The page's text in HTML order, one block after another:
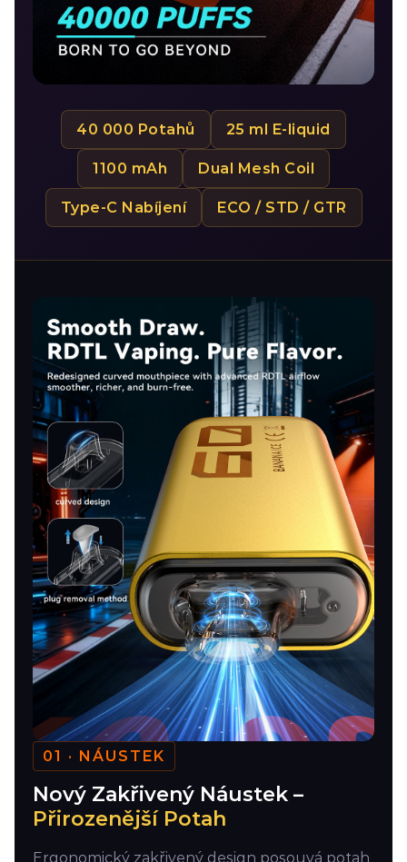
40 000 Potahů 25 ml E-liquid
1100 mAh Dual Mesh Coil
Type-C Nabíjení ECO / STD / GTR
01 · NÁUSTEK
Nový Zakřivený Náustek –
Přirozenější Potah
Ergonomický zakřivený design posouvá potah